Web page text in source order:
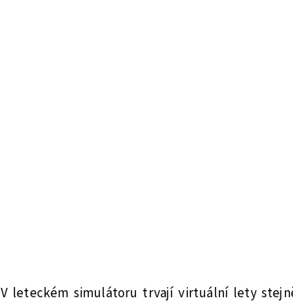
V leteckém simulátoru trvají virtuální lety